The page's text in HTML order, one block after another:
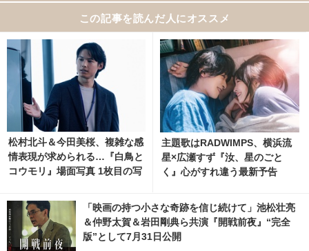
この記事を読んだ人にオススメ
松村北斗＆今田美桜、複雑な感
情表現が求められる…『白鳥と
コウモリ』場面写真 1枚目の写
主題歌はRADWIMPS、横浜流
星×広瀬すず『汝、星のごと
く』心がすれ違う最新予告
「映画の持つ小さな奇跡を信じ続けて」池松壮亮
＆仲野太賀＆岩田剛典ら共演『開戦前夜』“完全
版”として7月31日公開